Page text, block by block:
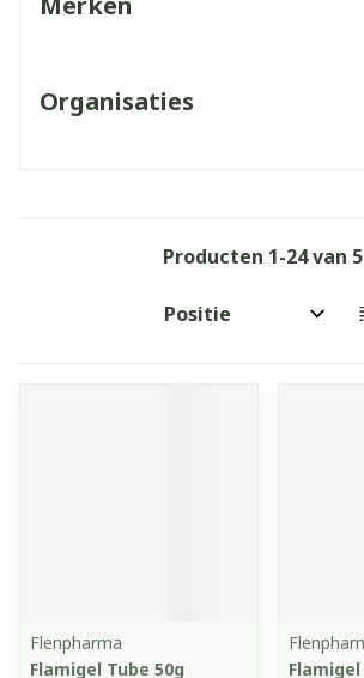
Organisaties
Producten 1-24van
Sorteer op:
Flenpharma
Flamigel Tube 50g